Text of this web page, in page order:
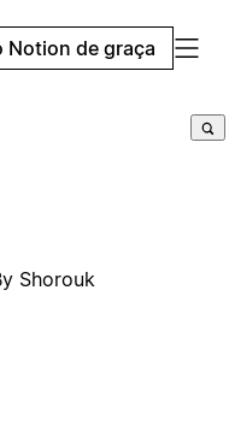
Notion de graça
Shorouk